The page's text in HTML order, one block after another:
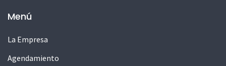
Menú
La Empresa
Agendamiento